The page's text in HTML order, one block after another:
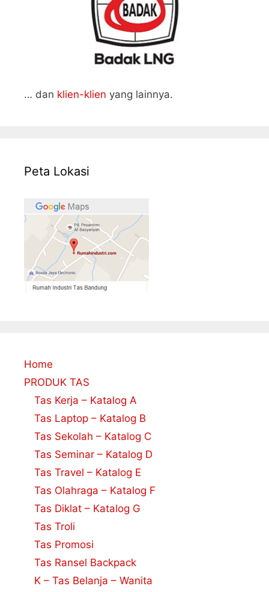
… dan klien-klien yang lainnya.
Peta Lokasi
Home
PRODUK TAS
Tas Kerja – Katalog A
Tas Laptop – Katalog B
Tas Sekolah – Katalog C
Tas Seminar – Katalog D
Tas Travel – Katalog E
Tas Olahraga – Katalog F
Tas Diklat – Katalog G
Tas Troli
Tas Promosi
Tas Ransel Backpack
K – Tas Belanja – Wanita